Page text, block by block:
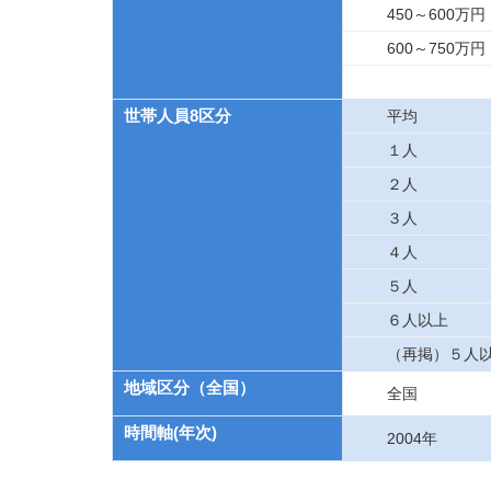
450～600万円
600～750万円
世帯人員8区分
平均
１人
２人
３人
４人
５人
６人以上
（再掲）５人
地域区分（全国） 全国
時間軸(年次) 2004年